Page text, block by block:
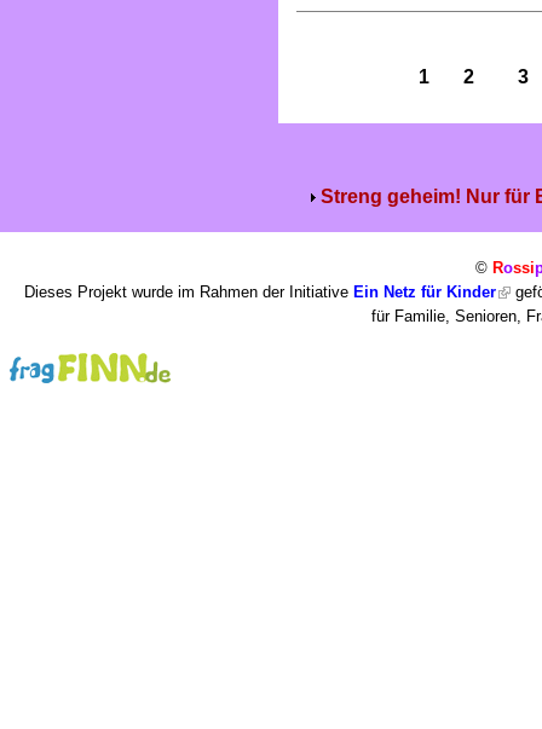
1 2 3
Streng geheim! Nur für
© Rossi
Dieses Projekt wurde im Rahmen der Initiative Ein Netz für Kinder
für Familie, Senioren,